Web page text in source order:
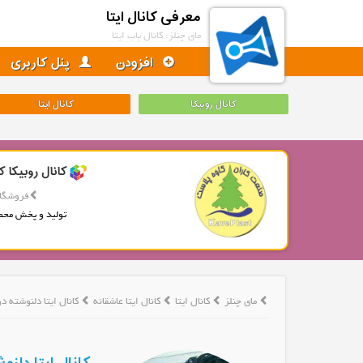
معرفی کانال ایتا
مای چنلز: کانال یاب ایتا
افزودن پنل کاربری
کانال روبیکا کانال ایتا
کانال روبیکا
تولید و پخش
مای چنلز کانال ایتا کانال ایتا عاشقانه کانال ایتا